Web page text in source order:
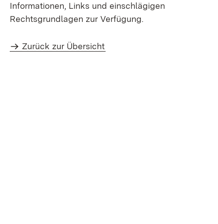
Informationen, Links und einschlägigen
Rechtsgrundlagen zur Verfügung.
Zurück zur Übersicht